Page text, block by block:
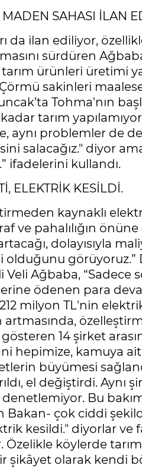
SAHASI İLAN
da ilan ediliyor,
sürdüren
ürünleri üretimi
sakinleri
Tohma'nın
tarım
aynı problemler de
salacağız." diyor
ifadelerini kullandı.
ELEKTRİK KESİLDİ.
kaynaklı
ve pahalılığın
dolayısıyla
görüyoruz.”
Ağbaba, “Sadece
ödenen para
milyon TL'nin
artmasında,
14 şirket
hepimize, kamuya
büyümesi
el değiştirdi. Aynı
Bu
çok ciddi
kesildi." diyorlar ve
Özelikle köylerde
şikâyet olarak kendi